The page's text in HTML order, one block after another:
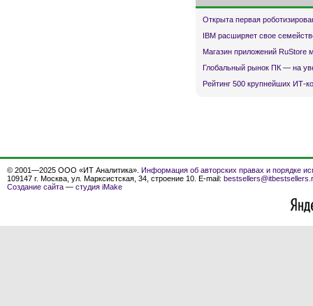
Открыта первая
IBM расширяет свое
Магазин приложений RuStore
Глобальный рынок ПК — на
Рейтинг 500 крупнейших ИТ-
© 2001—2025 ООО «ИТ Аналитика». Информация об авторских правах и порядке
109147 г. Москва, ул. Марксистская, 34, строение 10. E-mail:
Создание сайта — студия iMake